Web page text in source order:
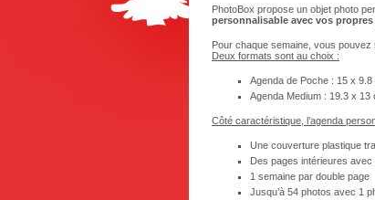
PhotoBox propose un objet photo
personnalisable avec vos
Pour chaque semaine, vous pouvez
Deux formats sont au choix :
Agenda de Poche : 15 x 9.8
Agenda Medium : 19.3 x 13
Côté caractéristique, l’agenda
Une couverture plastique
Des pages intérieures avec
1 semaine par double page
Jusqu’à 54 photos avec 1